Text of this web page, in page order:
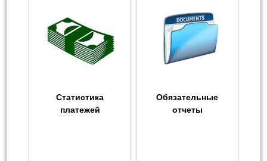
Статистика
платежей
Обязательные
отчеты